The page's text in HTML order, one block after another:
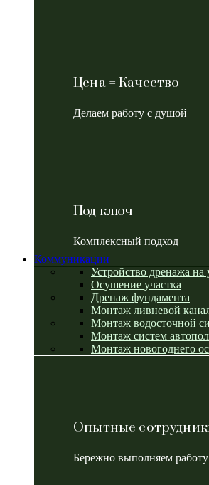
Цена = Качество
Делаем работу с душой
Под ключ
Комплексный подход
Коммуникации
Устройство дренажа на
Осушение участка
Дренаж фундамента
Монтаж ливневой
Монтаж водосточной
Монтаж систем
Монтаж новогоднего
Опытные
Бережно выполняем работу